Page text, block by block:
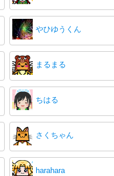
やひゆうくん
まるまる
ちはる
さくちゃん
harahara